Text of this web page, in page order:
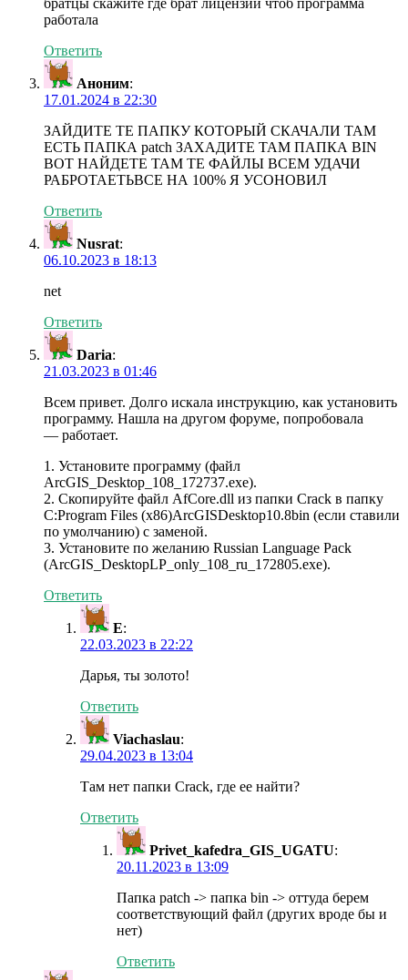
братцы скажите где брат лицензии чтоб программа
работала
Ответить
Аноним:
17.01.2024 в 22:30
ЗАЙДИТЕ ТЕ ПАПКУ КОТОРЫЙ СКАЧАЛИ ТАМ
ЕСТЬ ПАПКА patch ЗАХАДИТЕ ТАМ ПАПКА BIN
ВОТ НАЙДЕТЕ ТАМ ТЕ ФАЙЛЫ ВСЕМ УДАЧИ
РАБРОТАЕТЬВСЕ НА 100% Я УСОНОВИЛ
Ответить
Nusrat:
06.10.2023 в 18:13
net
Ответить
Daria:
21.03.2023 в 01:46
Всем привет. Долго искала инструкцию, как установить
программу. Нашла на другом форуме, попробовала
— работает.
1. Установите программу (файл
ArcGIS_Desktop_108_172737.exe).
2. Скопируйте файл AfCore.dll из папки Crack в папку
C:Program Files (x86)ArcGISDesktop10.8bin (если ставили
по умолчанию) с заменой.
3. Установите по желанию Russian Language Pack
(ArcGIS_DesktopLP_only_108_ru_172805.exe).
Ответить
Е:
22.03.2023 в 22:22
Дарья, ты золото!
Ответить
Viachaslau:
29.04.2023 в 13:04
Там нет папки Crack, где ее найти?
Ответить
Privet_kafedra_GIS_UGATU:
20.11.2023 в 13:09
Папка patch -> папка bin -> оттуда берем
соответствующий файл (других вроде бы и
нет)
Ответить